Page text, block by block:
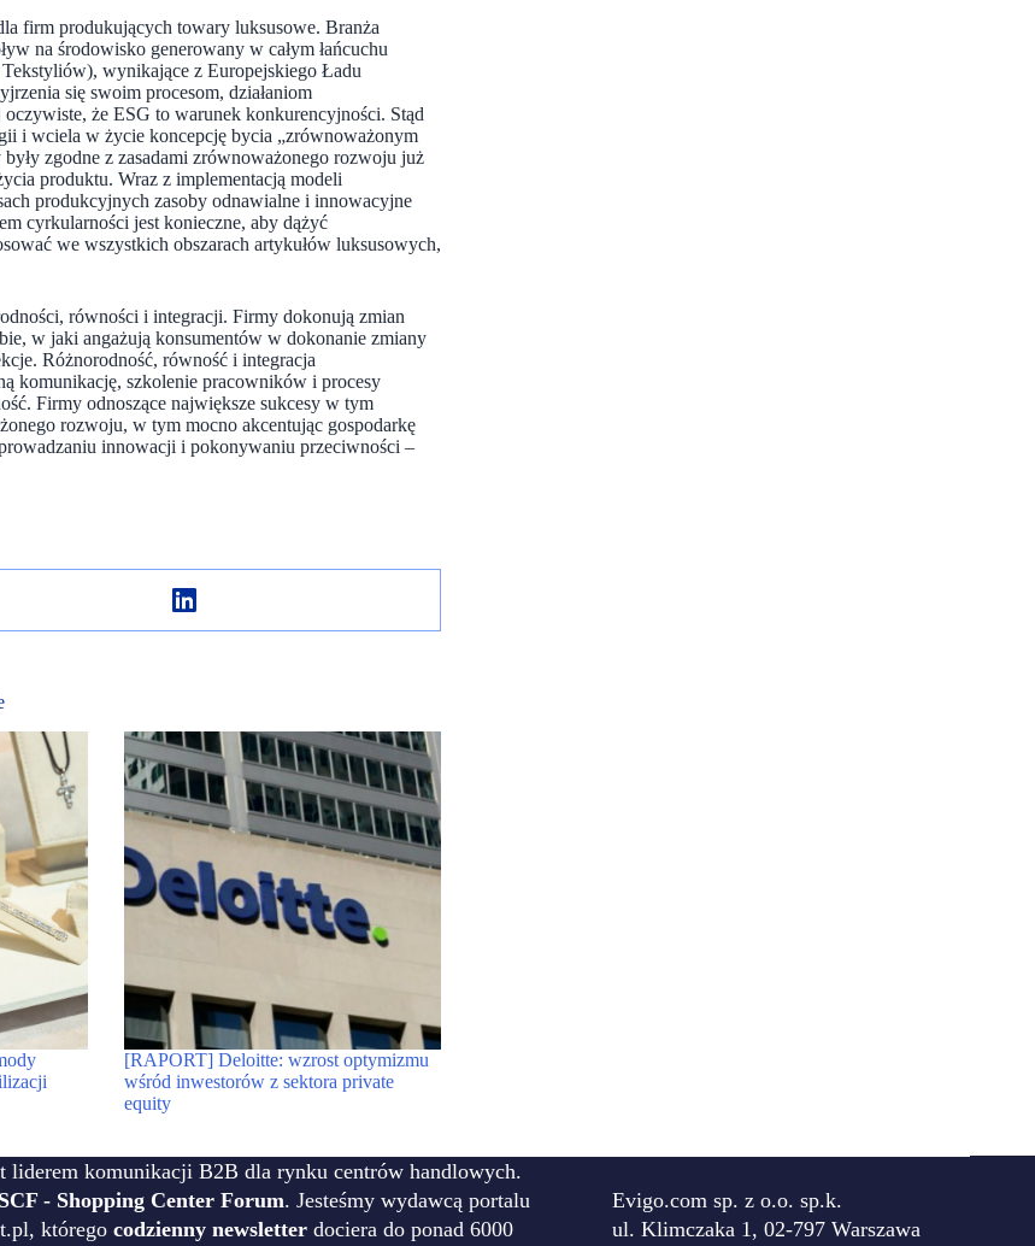
firm produkujących towary luksusowe. Branża
na środowisko generowany w całym łańcuchu
wynikające z Europejskiego Ładu
się swoim procesom, działaniom
że ESG to warunek konkurencyjności. Stąd
i wciela w życie koncepcję bycia „zrównoważonym
zgodne z zasadami zrównoważonego rozwoju już
produktu. Wraz z implementacją modeli
produkcyjnych zasoby odnawialne i innowacyjne
cyrkularności jest konieczne, aby dążyć
we wszystkich obszarach artykułów luksusowych,
równości i integracji. Firmy dokonują zmian
w jaki angażują konsumentów w dokonanie zmiany
Różnorodność, równość i integracja
komunikację, szkolenie pracowników i procesy
Firmy odnoszące największe sukcesy w tym
rozwoju, w tym mocno akcentując gospodarkę
innowacji i pokonywaniu przeciwności –
[RAPORT] Deloitte: wzrost optymizmu
wśród inwestorów z sektora private
equity
liderem komunikacji B2B dla rynku centrów handlowych.
- Shopping Center Forum. Jesteśmy wydawcą portalu
którego codzienny newsletter dociera do ponad 6000
Evigo.com sp. z o.o. sp.k.
ul. Klimczaka 1, 02-797 Warszawa